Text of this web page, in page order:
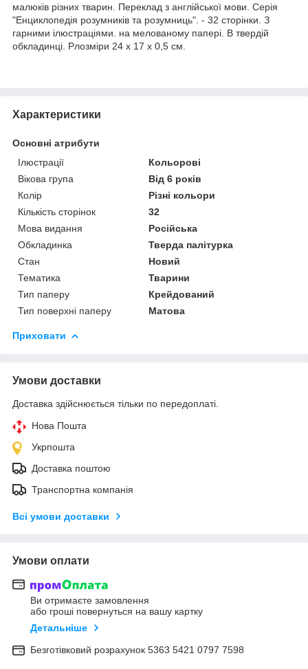
малюків різних тварин. Переклад з англійської мови. Серія
"Енциклопедія розумників та розумниць". - 32 сторінки. З
гарними ілюстраціями. на мелованому папері. В твердій
обкладинці. Рлозміри 24 х 17 х 0,5 см.
Характеристики
Основні атрибути
Ілюстрації
Кольорові
Вікова група
Від 6 років
Колір
Різні кольори
Кількість сторінок
32
Мова видання
Російська
Обкладинка
Тверда палітурка
Стан
Новий
Тематика
Тварини
Тип паперу
Крейдований
Тип поверхні паперу
Матова
Приховати
Умови доставки
Доставка здійснюється тільки по передоплаті.
Нова Пошта
Укрпошта
Доставка поштою
Транспортна компанія
Всі умови доставки
Умови оплати
Ви отримаєте замовлення
або гроші повернуться на вашу картку
Детальніше
Безготівковий розрахунок 5363 5421 0797 7598